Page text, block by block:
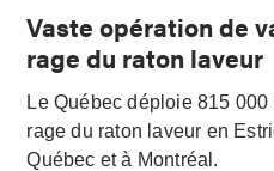
Vaste opération de
rage du raton laveur
Le Québec déploie 815
rage du raton laveur en
Québec et à Montréal.